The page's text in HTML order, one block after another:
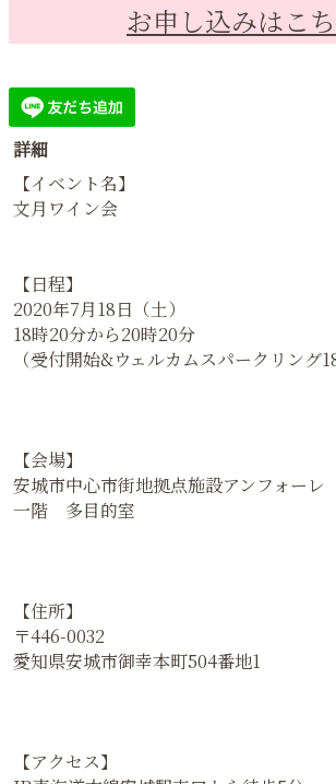
お申し込みはこ
詳細
【イベント名】
文月ワイン会
【日程】
2020年7月18日（土）
18時20分から20時20分
（受付開始&ウェルカムスパークリング
【会場】
安城市中心市街地拠点施設アンフォーレ
一階 多目的室
【住所】
〒446-0032
愛知県安城市御幸本町504番地1
【アクセス】